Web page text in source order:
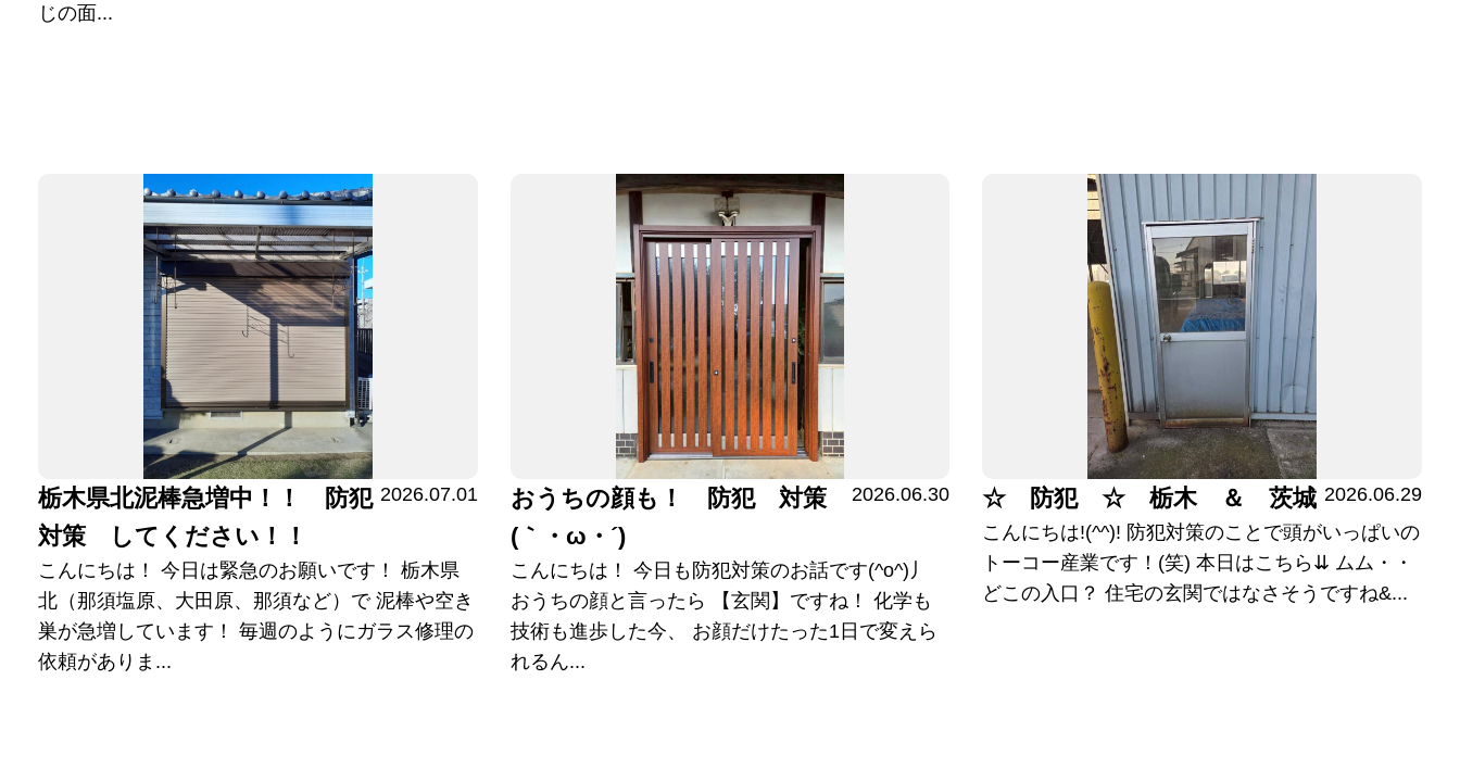
じの面...
栃木県北泥棒急増中！！ 防犯
対策 してください！！
2026.07.01
こんにちは！ 今日は緊急のお願いです！ 栃木県
北（那須塩原、大田原、那須など）で 泥棒や空き
巣が急増しています！ 毎週のようにガラス修理の
依頼がありま...
おうちの顔も！ 防犯 対策
(｀・ω・´)ゞ
2026.06.30
こんにちは！ 今日も防犯対策のお話です(^o^)丿
おうちの顔と言ったら 【玄関】ですね！ 化学も
技術も進歩した今、 お顔だけたった1日で変えら
れるん...
☆ 防犯 ☆ 栃木 ＆ 茨城 2026.06.29
こんにちは!(^^)! 防犯対策のことで頭がいっぱいの
トーコー産業です！(笑) 本日はこちら⇊ ムム・・
どこの入口？ 住宅の玄関ではなさそうですね&...